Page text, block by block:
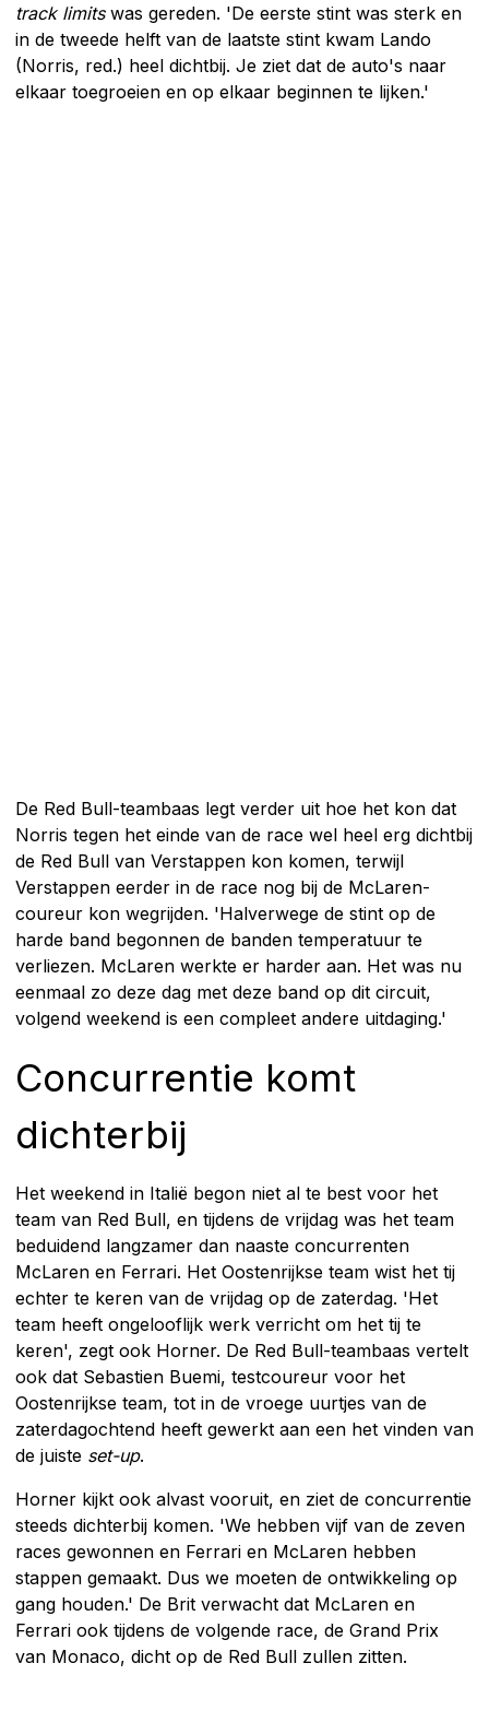
track limitswas gereden. 'De eerste stint was sterk en
in de tweede helft van de laatste stint kwam Lando
(Norris, red.) heel dichtbij. Je ziet dat de auto's naar
elkaar toegroeien en op elkaar beginnen te lijken.'
De Red Bull-teambaas legt verder uit hoe het kon dat
Norris tegen het einde van de race wel heel erg dichtbij
de Red Bull van Verstappen kon komen, terwijl
Verstappen eerder in de race nog bij de McLaren-
coureur kon wegrijden. 'Halverwege de stint op de
harde band begonnen de banden temperatuur te
verliezen. McLaren werkte er harder aan. Het was nu
eenmaal zo deze dag met deze band op dit circuit,
volgend weekend is een compleet andere uitdaging.'
Concurrentie komt
dichterbij
Het weekend in Italië begon niet al te best voor het
team van Red Bull, en tijdens de vrijdag was het team
beduidend langzamer dan naaste concurrenten
McLaren en Ferrari. Het Oostenrijkse team wist het tij
echter te keren van de vrijdag op de zaterdag. 'Het
team heeft ongelooflijk werk verricht om het tij te
keren', zegt ook Horner. De Red Bull-teambaas vertelt
ook dat Sebastien Buemi, testcoureur voor het
Oostenrijkse team, tot in de vroege uurtjes van de
zaterdagochtend heeft gewerkt aan een het vinden van
de juiste set-up.
Horner kijkt ook alvast vooruit, en ziet de concurrentie
steeds dichterbij komen. 'We hebben vijf van de zeven
races gewonnen en Ferrari en McLaren hebben
stappen gemaakt. Dus we moeten de ontwikkeling op
gang houden.' De Brit verwacht dat McLaren en
Ferrari ook tijdens de volgende race, de Grand Prix
van Monaco, dicht op de Red Bull zullen zitten.